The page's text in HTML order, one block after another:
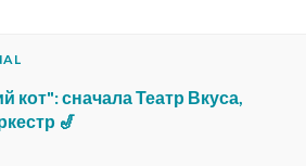
кот": сначала Театр Вкуса,
🎷